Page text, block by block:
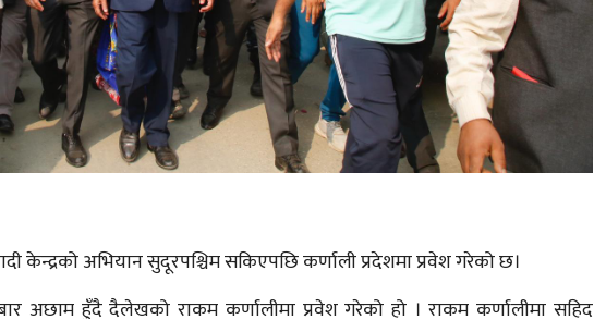
केन्द्रको अभियान सुदूरपश्चिम सकिएपछि कर्णाली प्रदेशमा प्रवेश गरेको छ।
अछाम हुँदै दैलेखको राकम कर्णालीमा प्रवेश गरेको हो । राकम कर्णालीमा सहिद